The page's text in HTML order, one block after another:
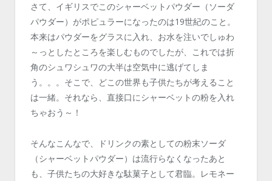
さて、イギリスでこのシャーベットパウダー（ソーダ
パウダー）がポピュラーになったのは19世紀のこと。
本来はパウダーをグラスに入れ、お水を注いでしゅわ
～っとしたところを楽しむものでしたが、これでは折
角のシュワシュワの大半は空気中に逃げてしま
う。。。そこで、どこの世界も子供たちが考えること
は一緒。それなら、直接口にシャーベットの粉を入れ
ちゃおう～！
そんなこんなで、ドリンクの素としての粉末ソーダ
（シャーベットパウダー）は流行らなくなったあと
も、子供たちの大好きな駄菓子として君臨。レモネー